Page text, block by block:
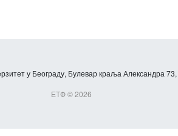
у Београду, Булевар краља Александра
ЕТФ © 2026